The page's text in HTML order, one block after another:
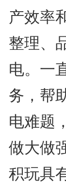
产效率
整理、
电。一
务，帮
电难题
做大做
积玩具